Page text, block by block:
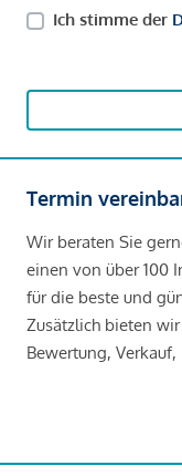
Ich stimme der
Termin
Wir beraten Sie
einen von über 100
für die beste und
Zusätzlich bieten
Bewertung,